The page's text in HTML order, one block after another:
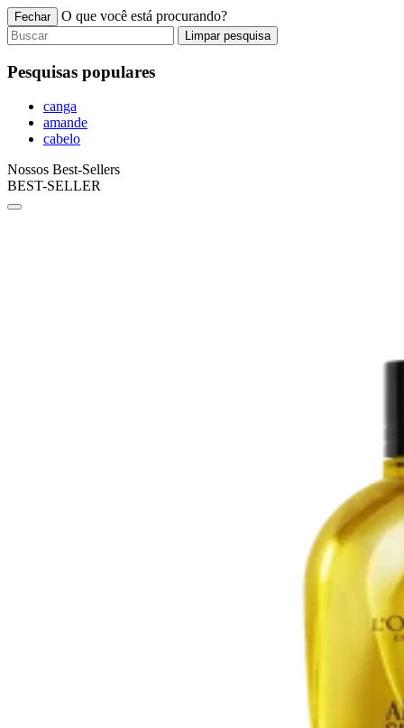
Fechar O que você está procurando?
Limpar pesquisa
Pesquisas populares
canga
amande
cabelo
Nossos Best-Sellers
BEST-SELLER